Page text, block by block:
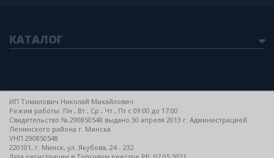
КАТАЛОГ
ИП Томилович Николай Михайлович
Режим работы: Пн , Вт , Ср , Чт , Пт c 09:00 до 17:00
Свидетельство № 290850548 выдано 30 апреля 2013 г. Администрацией
Ленинского района г. Минска
УНП 290850548
220101, г. Минск, ул. Якубова, 24 - 232
Дата регистрации в Торговом реестре РБ: 07.05.2021